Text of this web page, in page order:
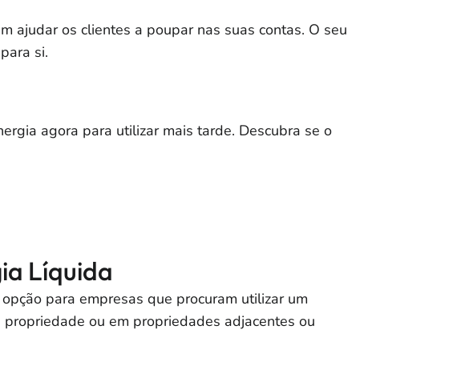
ajudar os clientes a poupar nas suas contas. O seu
si.
agora para utilizar mais tarde. Descubra se o
Líquida
para empresas que procuram utilizar um
ou em propriedades adjacentes ou